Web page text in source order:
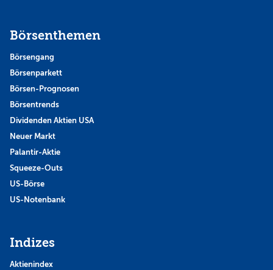
Börsenthemen
Börsengang
Börsenparkett
Börsen-Prognosen
Börsentrends
Dividenden Aktien USA
Neuer Markt
Palantir-Aktie
Squeeze-Outs
US-Börse
US-Notenbank
Indizes
Aktienindex